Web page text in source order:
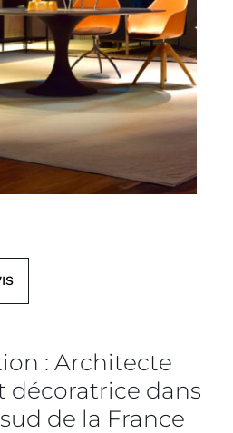
: Architecte
décoratrice dans
de la France